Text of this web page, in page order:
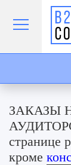
ЗАКАЗЫ
странице
кроме